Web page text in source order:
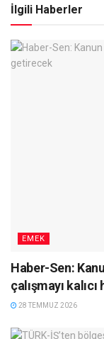
İlgili Haberler
EMEK
Haber-Sen:
çalışmayı
28 TEMMUZ 2026